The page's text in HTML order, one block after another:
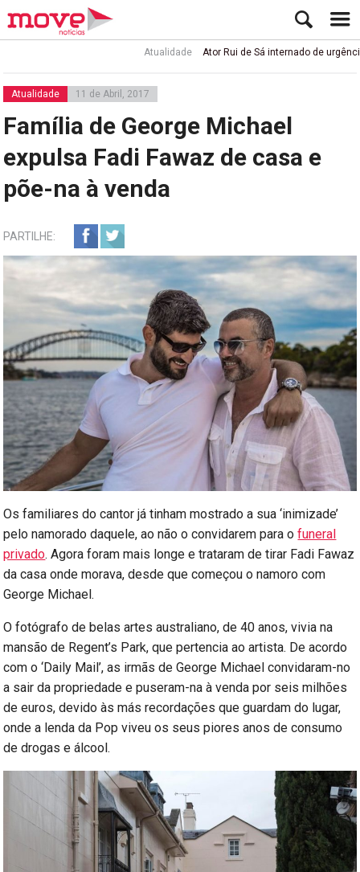
Atualidade Ator Rui de Sá internado de urgência com
Atualidade 11 de Abril, 2017
Família de George Michael
expulsa Fadi Fawaz de casa e
põe-na à venda
PARTILHE:
Os familiares do cantor já tinham mostrado a sua ‘inimizade’
pelo namorado daquele, ao não o convidarem para ofuneral
privado. Agora foram mais longe e trataram de tirar Fadi Fawaz
da casa onde morava, desde que começou o namoro com
George Michael.
O fotógrafo de belas artes australiano, de 40 anos, vivia na
mansão de Regent’s Park, que pertencia ao artista. De acordo
com o ‘Daily Mail’, as irmãs de George Michael convidaram-no
a sair da propriedade e puseram-na à venda por seis milhões
de euros, devido às más recordações que guardam do lugar,
onde a lenda da Pop viveu os seus piores anos de consumo
de drogas e álcool.